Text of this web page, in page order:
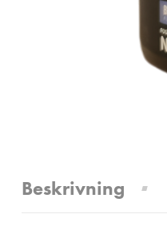
Beskrivning